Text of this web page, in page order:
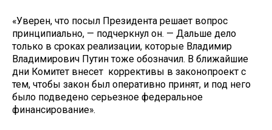
«Уверен, что посыл Президента решает вопрос
принципиально, — подчеркнул он. — Дальше дело
только в сроках реализации, которые Владимир
Владимирович Путин тоже обозначил. В ближайшие
дни Комитет внесет коррективы в законопроект с
тем, чтобы закон был оперативно принят, и под него
было подведено серьезное федеральное
финансирование».